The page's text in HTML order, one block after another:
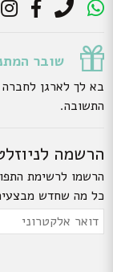
שובר
בא לך לארגן
התשובה.
הרשמה
הרשמו לרשימת
כל מה שחדש
this field empty.
דואר